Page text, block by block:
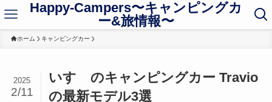
Happy-Campers〜キャンピングカ
ー&旅情報〜
ホーム キャンピングカー
いすゞのキャンピングカー Travio
の最新モデル3選
2025
2/11